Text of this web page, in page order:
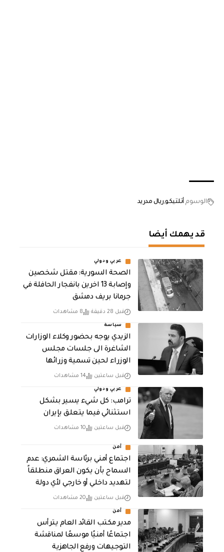
الوسوم أتلتيكو ريال مدريد
قد يهمك أيضا
عربي ودولي
الصحة السورية: مقتل شخصين
وإصابة 13 اخرين بانفجار الحافلة في
جرمانا بريف دمشق
قبل 28 دقيقة 8 مشاهدات
سياسة
الزيدي يوجه بحضور وكلاء الوزارات
الشاغرة الى جلسات مجلس
الوزراء لحين تسمية وزرائها
قبل ساعتين 14 مشاهدات
عربي ودولي
ترامب: كل شيء يسير بشكل
استثنائي فيما يتعلق بإيران
قبل ساعتين 10 مشاهدات
أمن
اجتماع أمني برئاسة الشمري: عدم
السماح بأن يكون العراق منطلقاً
لتهديد داخلي أو خارجي لأي دولة
قبل ساعتين 20 مشاهدات
أمن
مدير مكتب القائد العام يترأس
اجتماعًا أمنيًا موسعًا لمناقشة
التوجيهات ورفع الجاهزية